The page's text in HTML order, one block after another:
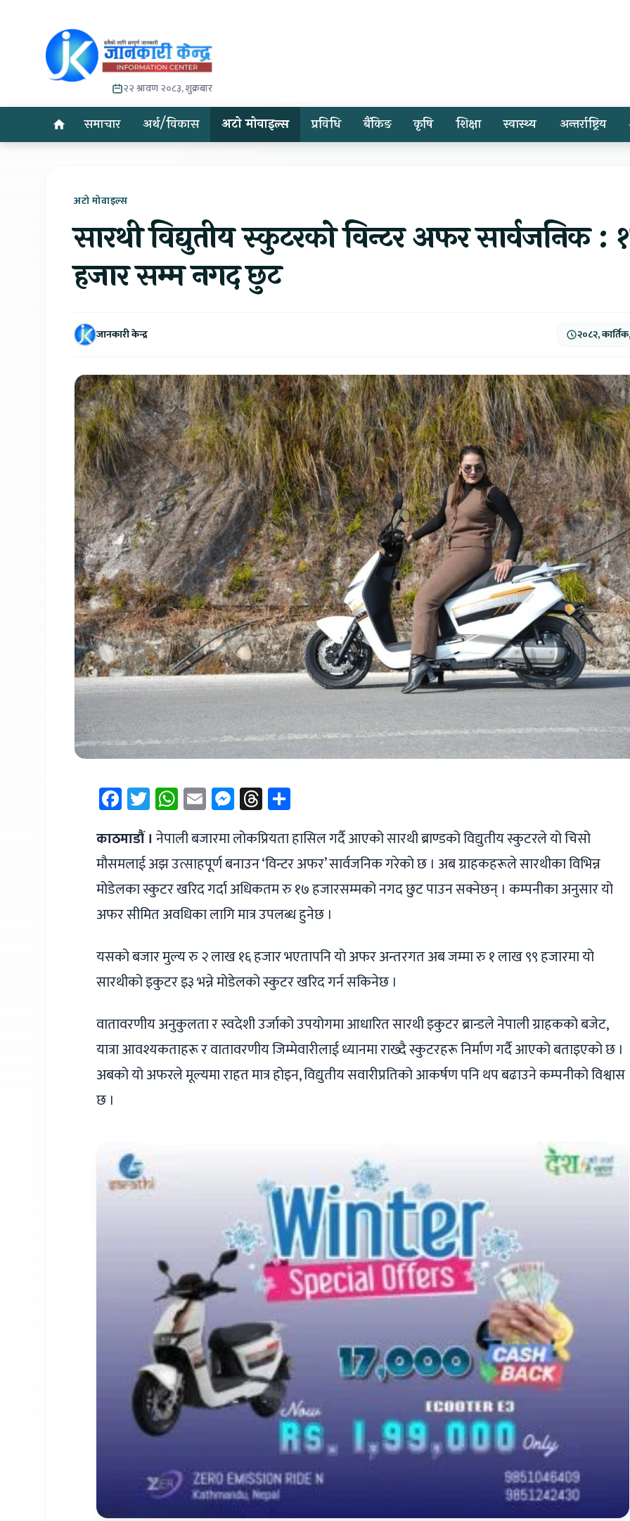
२२ श्रावण २०८३, शुक्रबार
समाचार अर्थ/विकास अटो मोवाइल्स प्रविधि बैंकिङ कृषि शिक्षा स्वास्थ्य अन्तर्राष्ट्रिय
अटो मोवाइल्स
सारथी विद्युतीय स्कुटरको विन्टर अफर सार्वजनिक :
हजार सम्म नगद छुट
जानकारी केन्द्र २०८२,
Facebook
Twitter
WhatsApp
EmailMessenger
Threads
काठमाडौं । नेपाली बजारमा लोकप्रियता हासिल गर्दै आएको सारथी ब्राण्डको विद्युतीय स्कुटरले यो चिसो
मौसमलाई अझ उत्साहपूर्ण बनाउन ‘विन्टर अफर’ सार्वजनिक गरेको छ । अब ग्राहकहरूले सारथीका विभिन्न
मोडेलका स्कुटर खरिद गर्दा अधिकतम रु १७ हजारसम्मको नगद छुट पाउन सक्नेछन् । कम्पनीका अनुसार यो
अफर सीमित अवधिका लागि मात्र उपलब्ध हुनेछ ।
यसको बजार मुल्य रु २ लाख १६ हजार भएतापनि यो अफर अन्तरगत अब जम्मा रु १ लाख ९९ हजारमा यो
सारथीको इकुटर इ३ भन्ने मोडेलको स्कुटर खरिद गर्न सकिनेछ ।
वातावरणीय अनुकुलता र स्वदेशी उर्जाको उपयोगमा आधारित सारथी इकुटर ब्रान्डले नेपाली ग्राहकको बजेट,
यात्रा आवश्यकताहरू र वातावरणीय जिम्मेवारीलाई ध्यानमा राख्दै स्कुटरहरू निर्माण गर्दै आएको बताइएको छ ।
अबको यो अफरले मूल्यमा राहत मात्र होइन, विद्युतीय सवारीप्रतिको आकर्षण पनि थप बढाउने कम्पनीको विश्वास
छ ।